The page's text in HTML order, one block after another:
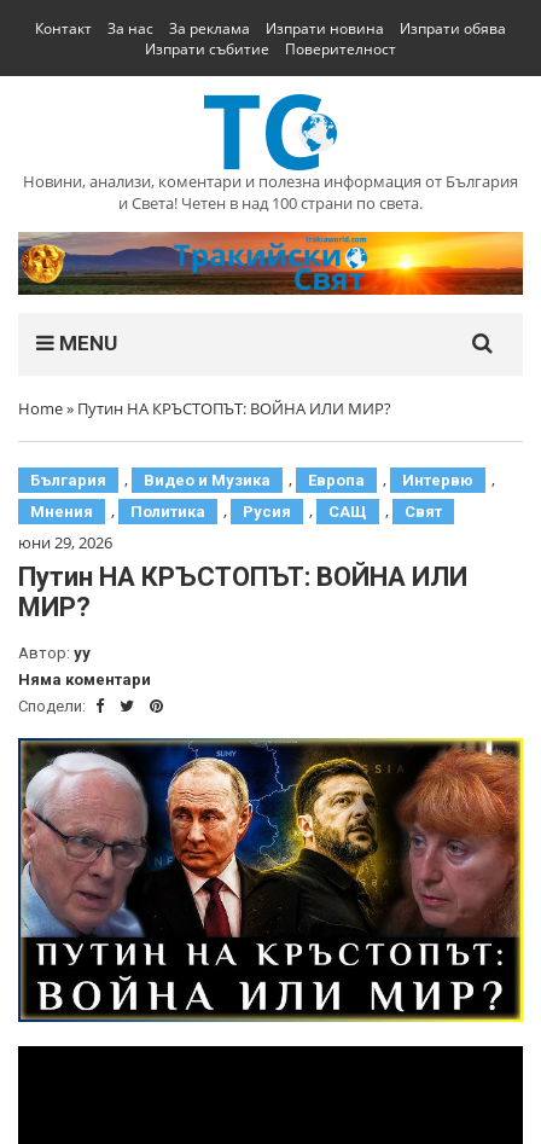
Контакт За нас За реклама Изпрати новина
Изпрати обява
Изпрати събитие
Поверителност
Новини, анализи, коментари и полезна информация от България
и Света! Четен в над 100 страни по света.
MENU
Home» Путин НА КРЪСТОПЪТ: ВОЙНА ИЛИ МИР?
България , Видео и Музика , Европа , Интервю ,
Мнения , Политика , Русия , САЩ , Свят
юни 29, 2026
Путин НА КРЪСТОПЪТ: ВОЙНА ИЛИ
МИР?
Автор: yy
Няма коментари
Сподели: